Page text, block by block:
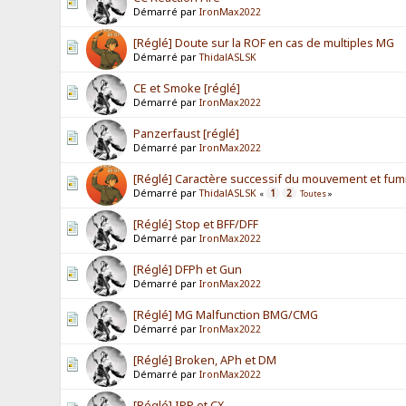
Démarré parIronMax2022
[Réglé] Doute sur la ROF en cas de multiples MG
Démarré parThidalASLSK
CE et Smoke [réglé]
Démarré parIronMax2022
Panzerfaust [réglé]
Démarré parIronMax2022
[Réglé] Caractère successif du mouvement et
Démarré parThidalASLSK « 1 2 Toutes»
[Réglé] Stop et BFF/DFF
Démarré parIronMax2022
[Réglé] DFPh et Gun
Démarré parIronMax2022
[Réglé] MG Malfunction BMG/CMG
Démarré parIronMax2022
[Réglé] Broken, APh et DM
Démarré parIronMax2022